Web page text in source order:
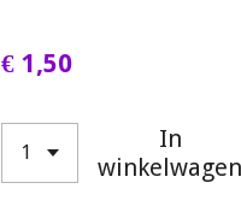
€ 1,50
In
winkelwagen